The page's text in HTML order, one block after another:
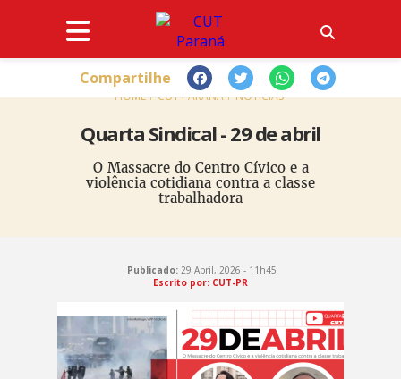
HOME CUT PARANÁ NOTÍCIAS
Quarta Sindical - 29 de abril
O Massacre do Centro Cívico e a
violência cotidiana contra a classe
trabalhadora
Compartilhe
Publicado: 29 Abril, 2026 - 11h45
Escrito por: CUT-PR